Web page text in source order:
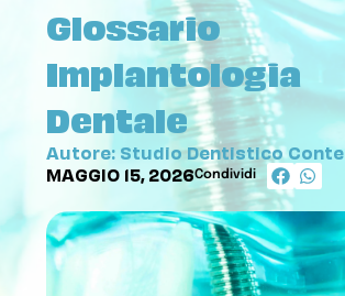
Glossario
Implantologia
Dentale
Autore: Studio Dentistico Conte
MAGGIO 15, 2026Condividi